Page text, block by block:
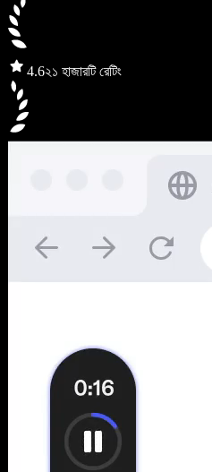
4.6২১ হাজারটি রেটিং